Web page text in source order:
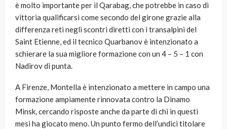
è molto importante per il Qarabag, che potrebbe in caso di
vittoria qualificarsi come secondo del girone grazie alla
differenza reti negli scontri diretti con i transalpini del
Saint Etienne, ed il tecnico Quarbanov è intenzionato a
schierare la sua migliore formazione con un 4 – 5 – 1 con
Nadirov di punta.
A Firenze, Montella è intenzionato a mettere in campo una
formazione ampiamente rinnovata contro la Dinamo
Minsk, cercando risposte anche da parte di chi in questi
mesi ha giocato meno. Un punto fermo dell’undici titolare